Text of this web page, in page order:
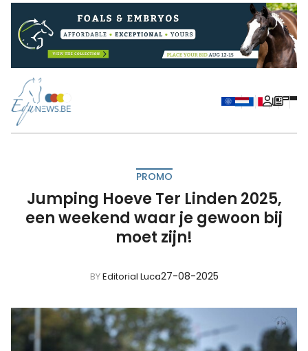
PROMO
Jumping Hoeve Ter Linden 2025,
een weekend waar je gewoon bij
moet zijn!
BYEditorial Luca27-08-2025